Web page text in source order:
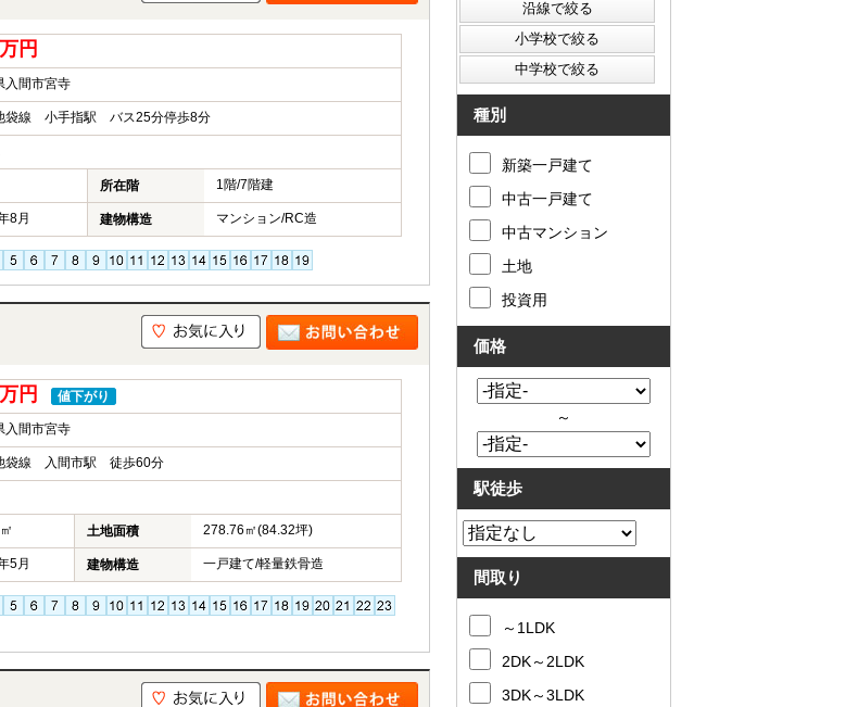
新座市 朝霞市 西東京市 東村山市 東大和市
円
入間市宮寺
袋線 小手指駅 バス25分停歩8分
所在階 1階/7階建
8月 建物構造 マンション/RC造
円 値下がり
入間市宮寺
袋線 入間市駅 徒歩60分
土地面積 278.76㎡(84.32坪)
5月 建物構造 一戸建て/軽量鉄骨造
種別
新築一戸建て
中古一戸建て
中古マンション
土地
投資用
価格
～
駅徒歩
間取り
～1LDK
2DK～2LDK
3DK～3LDK